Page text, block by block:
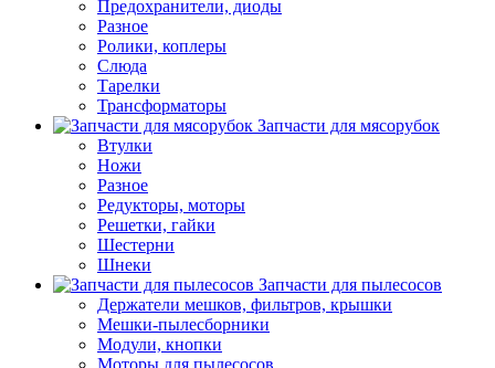
Предохранители, диоды
Разное
Ролики, коплеры
Слюда
Тарелки
Трансформаторы
Запчасти для мясорубок
Втулки
Ножи
Разное
Редукторы, моторы
Решетки, гайки
Шестерни
Шнеки
Запчасти для пылесосов
Держатели мешков, фильтров, крышки
Мешки-пылесборники
Модули, кнопки
Моторы для пылесосов